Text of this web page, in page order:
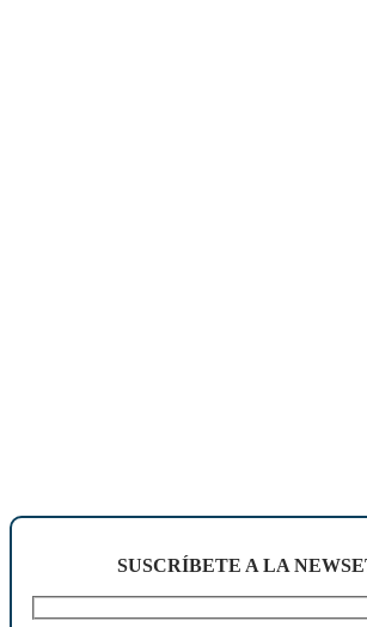
SUSCRÍBETE A LA